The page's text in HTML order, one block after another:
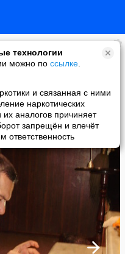
технологии
можно по ссылке
и связанная с ними
наркотических
аналогов причиняет
запрещён и влечёт
ответственность